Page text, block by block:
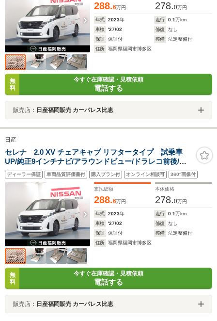
288.6万円 278.0万円
年式 2023年 走行 0.1万km
車検
'27/02 修復
なし
保証
保証付 整備
法定整備付
住所
福岡県福岡市博多区
無
料
今すぐ在庫確認・見積依頼
電話する
販売店： 日産福岡販売 カーパレス比恵
日産
セレナ 2.0 XV チェアキャブ リフタータイプ 試乗車
UP/純正9インチナビ/アラウンドビュー/ドラレコ前後/両
側オートスライドドア/プロパイロット/スマ-トルームミ
ラ-/ETC
ディーラー保証 車両品質評価書付 購入プラン付 オンライン相談可 360°画像付
支払総額
288.6万円
本体価格
278.0万円
年式 2023年 走行 0.1万km
車検
'27/02 修復
なし
保証
保証付 整備
法定整備付
住所
福岡県福岡市博多区
無
料
今すぐ在庫確認・見積依頼
電話する
販売店： 日産福岡販売 カーパレス比恵